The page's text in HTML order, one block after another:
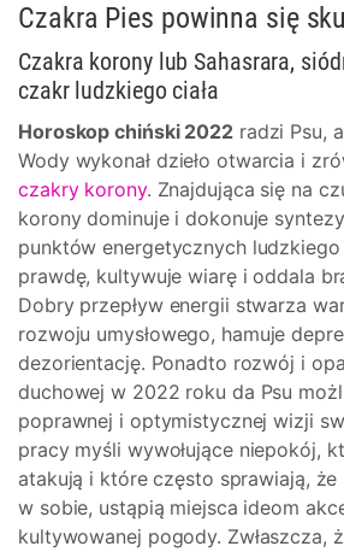
Czakra Pies powinna się
Czakra korony lub Sahasrara,
czakr ludzkiego ciała
Horoskop chiński 2022radzi Psu,
Wody wykonał dzieło otwarcia i
czakry korony. Znajdująca się na
korony dominuje i dokonuje
punktów energetycznych ludzkiego
prawdę, kultywuje wiarę i oddala
Dobry przepływ energii stwarza
rozwoju umysłowego, hamuje
dezorientację. Ponadto rozwój i
duchowej w 2022 roku da Psu
poprawnej i optymistycznej wizji
pracy myśli wywołujące niepokój,
atakują i które często sprawiają, że
w sobie, ustąpią miejsca ideom
kultywowanej pogody. Zwłaszcza,